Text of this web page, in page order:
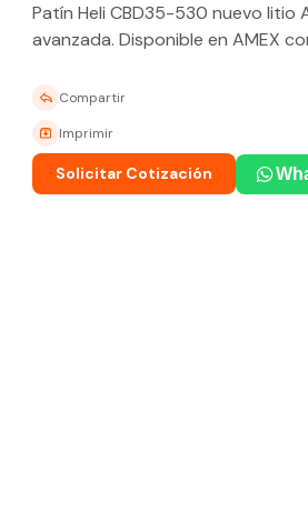
Patín Heli CBD35-530 nuevo litio
avanzada. Disponible en AMEX
Compartir
Imprimir
Solicitar Cotización